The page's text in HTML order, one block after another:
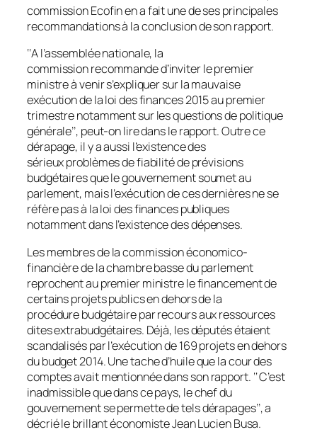
commission Ecofin en a fait une de ses principales
recommandations à la conclusion de son rapport.
‘‘A l’assemblée nationale, la
commission recommande d’inviter le premier
ministre à venir s’expliquer sur la mauvaise
exécution de la loi des finances 2015 au premier
trimestre notamment sur les questions de politique
générale’’, peut-on lire dans le rapport. Outre ce
dérapage, il y a aussi l’existence des
sérieux problèmes de fiabilité de prévisions
budgétaires que le gouvernement soumet au
parlement, mais l’exécution de ces dernières ne se
réfère pas à la loi des finances publiques
notamment dans l’existence des dépenses.
Les membres de la commission économico-
financière de la chambre basse du parlement
reprochent au premier ministre le financement de
certains projets publics en dehors de la
procédure budgétaire par recours aux ressources
dites extrabudgétaires. Déjà, les députés étaient
scandalisés par l’exécution de 169 projets en dehors
du budget 2014. Une tache d’huile que la cour des
comptes avait mentionnée dans son rapport. ‘‘ C’est
inadmissible que dans ce pays, le chef du
gouvernement se permette de tels dérapages’’, a
décrié le brillant économiste Jean Lucien Busa.